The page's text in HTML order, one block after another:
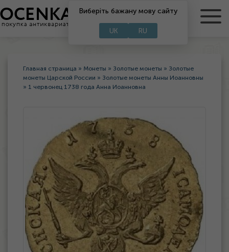
RU
Виберіть бажану мову сайту
UK RU
Главная страница » Монеты » Золотые монеты » Золотые
монеты Царской России » Золотые монеты Анны Иоанновны
» 1 червонец 1738 года Анна Иоанновна